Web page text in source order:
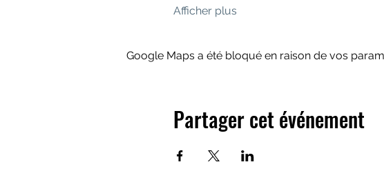
Afficher plus
Google Maps a été bloqué en raison de vos
Partager cet événement